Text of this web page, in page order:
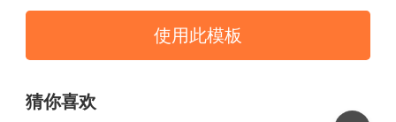
使用此模板
猜你喜欢